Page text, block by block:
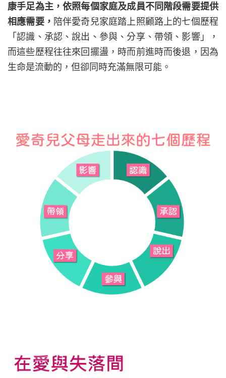
康手足為主，依照每個家庭及成員不同階段需要提供
相應需要， 陪伴愛奇兒家庭踏上照顧路上的七個歷程
「認識、承認、說出、參與、分享、帶領、影響」，
而這些歷程往往來回擺盪，時而前進時而後退，因為
生命是流動的，但卻同時充滿無限可能。